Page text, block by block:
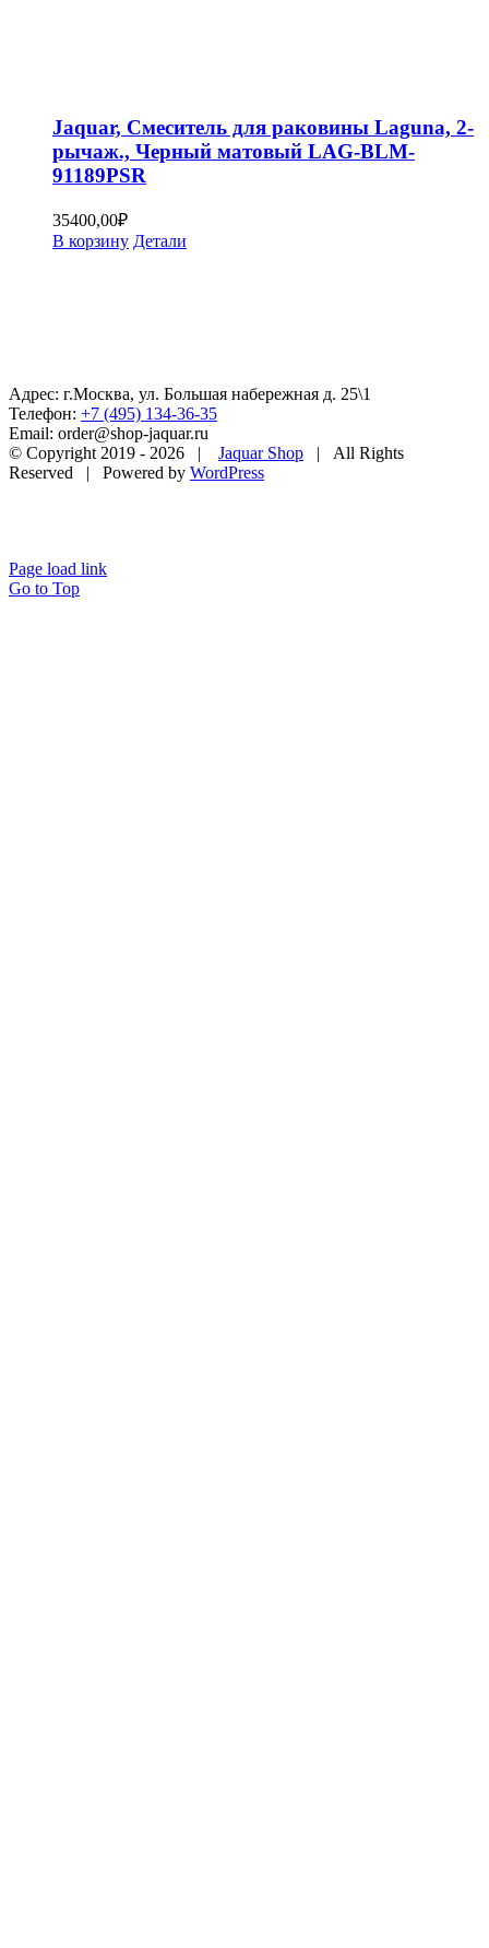
Jaquar, Смеситель для раковины Laguna, 2-
рычаж., Черный матовый LAG-BLM-
91189PSR
35400,00₽
В корзину Детали
Адрес: г.Москва, ул. Большая набережная д. 25\1
Телефон: +7 (495) 134-36-35
Email: order@shop-jaquar.ru
© Copyright 2019 - 2026 | Jaquar Shop | All Rights
Reserved | Powered by WordPress
Page load link
Go to Top